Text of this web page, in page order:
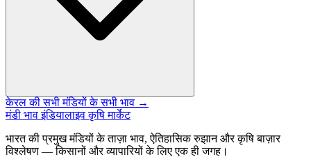
केरल की सभी मंडियों के सभी भाव →
मंडी भाव इंडियालाइव कृषि मार्केट
भारत की प्रमुख मंडियों के ताज़ा भाव, ऐतिहासिक रुझान और कृषि बाज़ार
विश्लेषण — किसानों और व्यापारियों के लिए एक ही जगह।